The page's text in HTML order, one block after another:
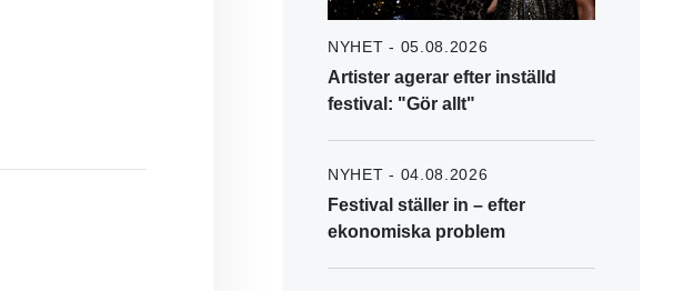
NYHET - 05.08.2026
Artister agerar efter inställd
festival: "Gör allt"
NYHET - 04.08.2026
Festival ställer in – efter
ekonomiska problem